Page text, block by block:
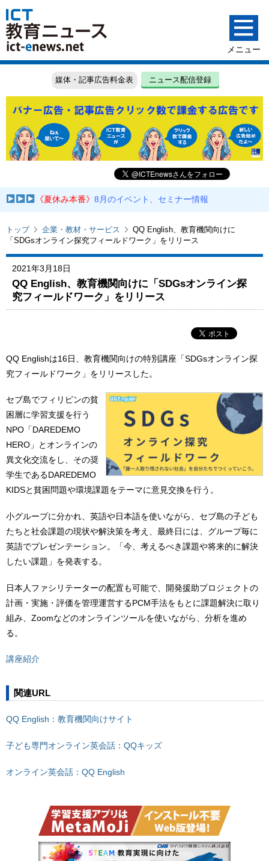
媒体・記事広告料金表 ニュース配信登録
《夏休み本番》8月のイベント、セミナー情報
トップ 企業・教材・サービス
QQ English、教育機関向けに
「SDGsオンライン探究フィールドワーク」をリリース
2021年3月18日
QQ English、教育機関向けに「SDGsオンライン探
究フィールドワーク」をリリース
QQ Englishは16日、教育機関向けの特別講座「SDGsオンライン探
究フィールドワーク」をリリースした。
セブ島でフィリピンの貧
困層に学習支援を行う
NPO「DAREDEMO
HERO」とオンラインの
異文化交流をし、その奨
学生であるDAREDEMO
KIDSと貧困問題や環境課題をテーマに意見交換を行う。
小グループに分かれ、英語や日本語を使いながら、セブ島の子ども
たちと社会課題の現状や解決策を考え、最終日には、グループ毎に
英語でプレゼンテーション。「今、考えるべき課題や将来的に解決
したい課題」を発表する。
日本人ファシリテーターの配置も可能で、開発援助プロジェクトの
計画・実施・評価を管理運営するPCM手法をもとに課題解決に取り
組み、Zoomなどのオンラインツールを使いながら、分析を進め
る。
講座紹介
関連URL
QQ English：教育機関向けサイト
子ども専門オンライン英会話：QQキッズ
オンライン英会話：QQ English